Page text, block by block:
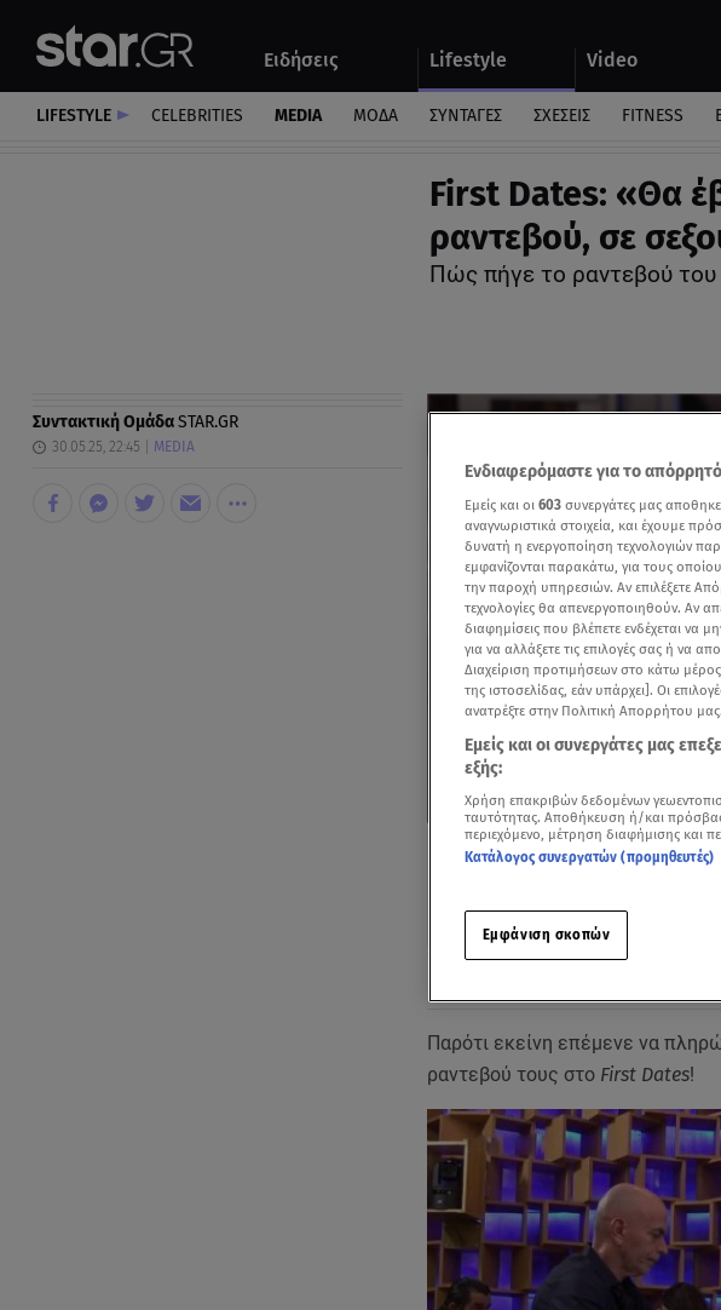
Ειδήσεις Lifestyle Video
Αυτοκίνητο
LIFESTYLE CELEBRITIES MEDIA ΜΟΔΑ ΣΥΝΤΑΓΕΣ ΣΧΕΣΕΙΣ FITNESS
First Dates: «Θα
ραντεβού, σε
Πώς πήγε το ραντεβού
Συντακτική ΟμάδαSTAR.GR
30.05.25, 22:45 MEDIA
Δείτε
Παρότι εκείνη επέμενε να
ραντεβού τους στο First Dates!
Ενδιαφερόμαστε για το
Εμείς και οι 603 συνεργάτες μας
αναγνωριστικά στοιχεία, και έχουμε
δυνατή η ενεργοποίηση τεχνολογιών
εμφανίζονται παρακάτω, για τους
την παροχή υπηρεσιών. Αν επιλέξετε
τεχνολογίες θα απενεργοποιηθούν. Αν
διαφημίσεις που βλέπετε ενδέχεται να
για να αλλάξετε τις επιλογές σας ή να
Διαχείριση προτιμήσεων στο κάτω
της ιστοσελίδας, εάν υπάρχει]. Οι
ανατρέξτε στην Πολιτική Απορρήτου μας.
Εμείς και οι συνεργάτες μας
εξής:
Χρήση επακριβών δεδομένων
ταυτότητας. Αποθήκευση ή/και
περιεχόμενο, μέτρηση διαφήμισης και
Κατάλογος συνεργατών (προμηθευτές)
Εμφάνιση σκοπών